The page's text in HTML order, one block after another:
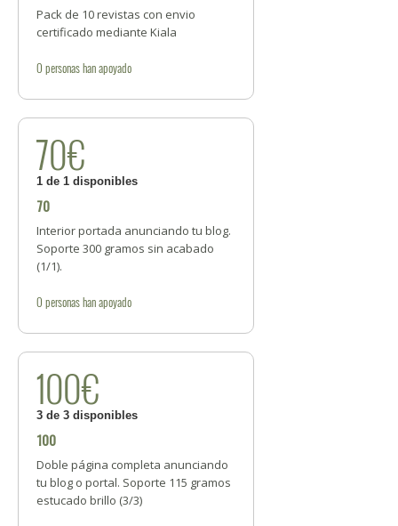
Pack de 10 revistas con envio
certificado mediante Kiala
0 personashan apoyado
70€
1 de 1 disponibles
70
Interior portada anunciando tu blog.
Soporte 300 gramos sin acabado
(1/1).
0 personashan apoyado
100€
3 de 3 disponibles
100
Doble página completa anunciando
tu blog o portal. Soporte 115 gramos
estucado brillo (3/3)